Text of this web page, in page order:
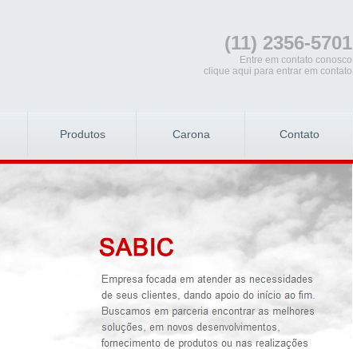
(11) 2356-5701
Entre em contato conosco
clique aqui para entrar em contato
Produtos Carona Contato